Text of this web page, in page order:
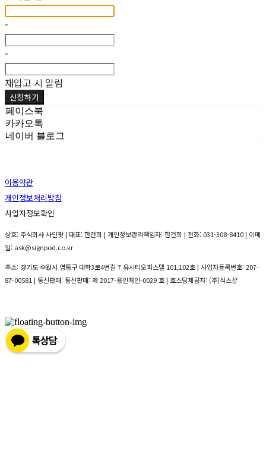
-
-
재입고 시 알림
신청하기
페이스북
카카오톡
네이버 블로그
이용약관
개인정보처리방침
사업자정보확인
상호: 주식회사 사인팟 | 대표: 한건희 | 개인정보관리책임자: 한건희 | 전화: 031-308-8410 | 이메
일: ask@signpod.co.kr
주소: 경기도 수원시 영통구 대학3로4번길 7 유시티오피스텔 101,102호 | 사업자등록번호:207-
87-00581 | 통신판매: 통신판매: 제 2017-용인처인-0029 호 | 호스팅제공자: (주)식스샵